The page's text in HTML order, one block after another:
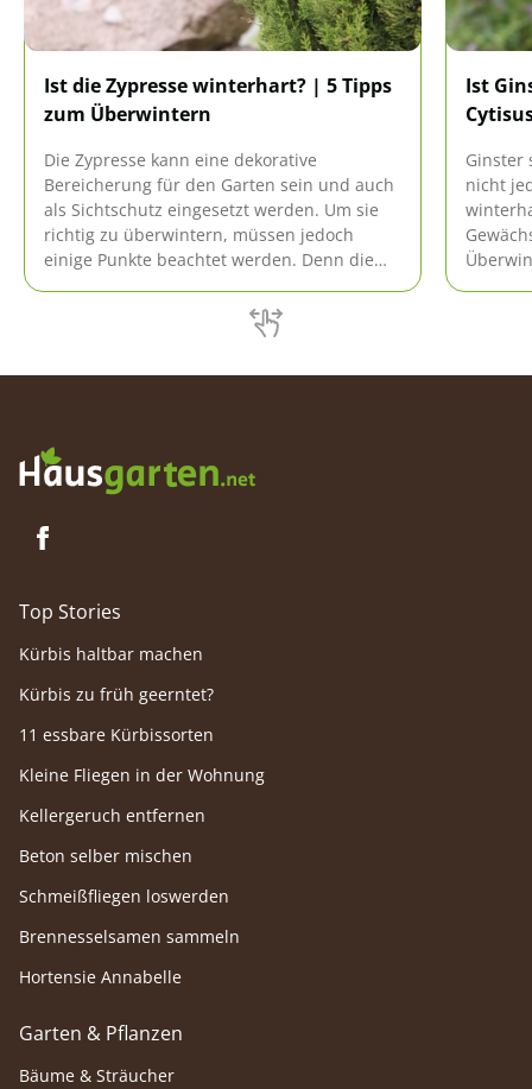
Ist die Zypresse winterhart? | 5 Tipps
zum Überwintern
Die Zypresse kann eine dekorative
Bereicherung für den Garten sein und auch
als Sichtschutz eingesetzt werden. Um sie
richtig zu überwintern, müssen jedoch
einige Punkte beachtet werden. Denn die
passenden Bedingungen winterhart.
Ist
Ginster
nicht
Top Stories
Kürbis haltbar machen
Kürbis zu früh geerntet?
11 essbare Kürbissorten
Kleine Fliegen in der Wohnung
Kellergeruch entfernen
Beton selber mischen
Schmeißfliegen loswerden
Brennesselsamen sammeln
Hortensie Annabelle
Garten & Pflanzen
Bäume & Sträucher